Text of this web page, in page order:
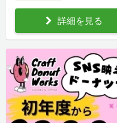
詳細を見る